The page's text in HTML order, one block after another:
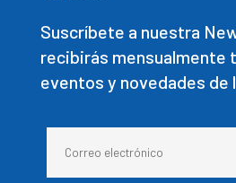
Suscríbete a nuestra
recibirás mensualmente
eventos y novedades de